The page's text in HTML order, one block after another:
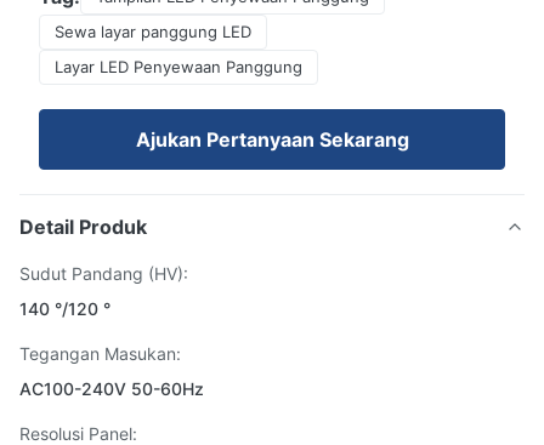
Sewa layar panggung LED
Layar LED Penyewaan Panggung
Ajukan Pertanyaan Sekarang
Detail Produk
Sudut Pandang (HV):
140 °/120 °
Tegangan Masukan:
AC100-240V 50-60Hz
Resolusi Panel: